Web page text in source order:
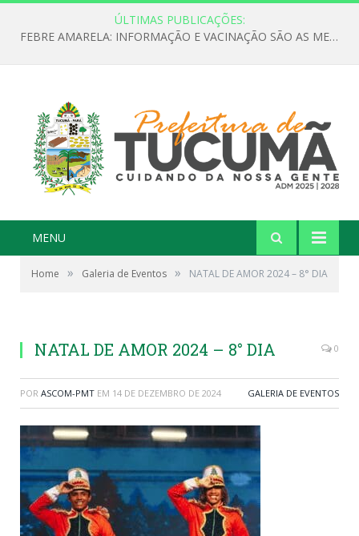
ÚLTIMAS PUBLICAÇÕES:
INSCRIÇÃO PARA ETAPA PREPARATÓRIA DA 18ª CONFERÊNCIA NACIONAL DE SAÚDE EM TUCUMÃ
MENU
Home » Galeria de Eventos » NATAL DE AMOR 2024 – 8° DIA
NATAL DE AMOR 2024 – 8° DIA 0
POR ASCOM-PMT EM 14 DE DEZEMBRO DE 2024 GALERIA DE EVENTOS